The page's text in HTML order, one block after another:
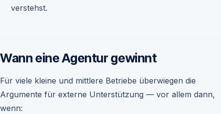
verstehst.
Wann eine Agentur gewinnt
Für viele kleine und mittlere Betriebe überwiegen die
Argumente für externe Unterstützung — vor allem dann,
wenn: